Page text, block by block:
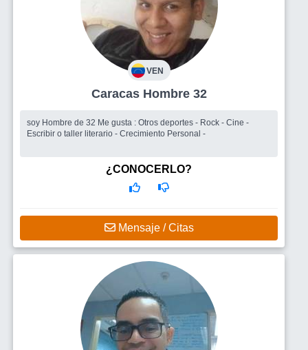
VEN
Caracas Hombre 32
soy Hombre de 32 Me gusta : Otros deportes - Rock - Cine -
Escribir o taller literario - Crecimiento Personal -
¿CONOCERLO?
Mensaje / Citas